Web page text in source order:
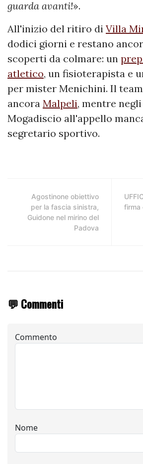
guarda avanti!».
All'inizio del ritiro di Villa
dodici giorni e restano
scoperti da colmare: un
atletico, un fisioterapista e
per mister Menichini. Il
ancora Malpeli, mentre
Mogadiscio all'appello
segretario sportivo.
Agostinone obiettivo
per la fascia sinistra,
Guidone nel mirino del
Padova
firma
💬 Commenti